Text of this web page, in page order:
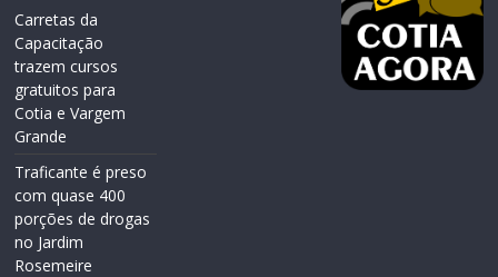
Carretas da
Capacitação
trazem cursos
gratuitos para
Cotia e Vargem
Grande
Traficante é preso
com quase 400
porções de drogas
no Jardim
Rosemeire